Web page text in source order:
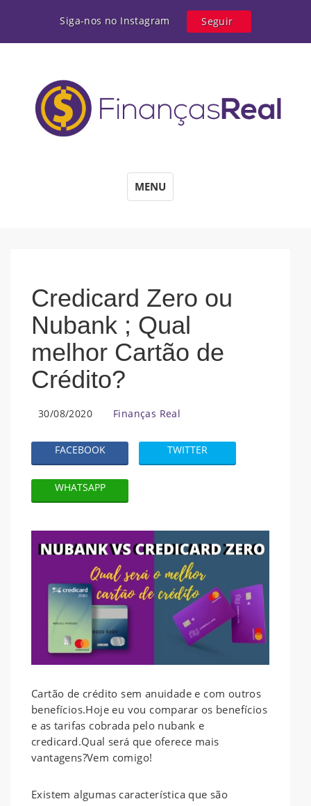
Siga-nos no Instagram Seguir
MENU
Credicard Zero ou
Nubank ; Qual
melhor Cartão de
Crédito?
30/08/2020 Finanças Real
FACEBOOK TWITTER
WHATSAPP
Cartão de crédito sem anuidade e com outros
benefícios.Hoje eu vou comparar os benefícios
e as tarifas cobrada pelo nubank e
credicard.Qual será que oferece mais
vantagens?Vem comigo!
Existem algumas característica que são